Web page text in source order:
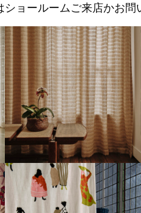
ョールームご来店かお問